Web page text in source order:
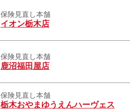
保険見直し本舗
イオン栃木店
保険見直し本舗
鹿沼福田屋店
保険見直し本舗
栃木おやまゆうえんハーヴェス